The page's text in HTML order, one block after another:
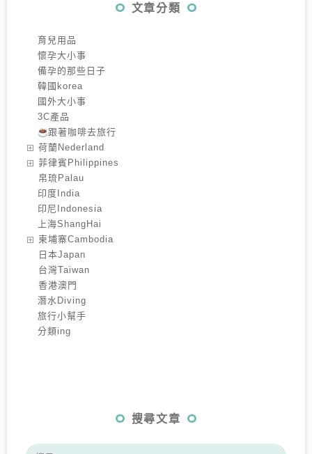
文章分類
育兒用品
懷孕大小事
備孕的那些日子
韓國korea
國外大小事
3C產品
跟著咖啡去旅行
️荷蘭Nederland
️菲律賓Philippines
️帛琉Palau
印度India
印尼Indonesia
上海ShangHai
️柬埔寨Cambodia
️日本Japan
️台灣Taiwan
️香港澳門
潛水Diving
旅行小幫手
分類ing
搜尋文章